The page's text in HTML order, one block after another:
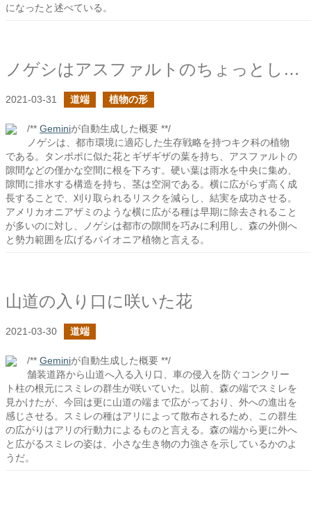
になったと述べている。
ノゲシはアスファルトのちょっとした隙間を狙う
2021-03-31 道端 植物の形
/** Geminiが自動生成した概要 **/
ノゲシは、都市環境に適応した生存戦略を持つキク科の植物
である。タンポポに似た花とギザギザの葉を持ち、アスファルトの
隙間などの僅かな空間に根を下ろす。硬い葉は雨水を中央に集め、
隙間に排水する構造を持ち、茎は空洞である。横に広がらず高く成
長することで、刈り取られるリスクを減らし、結実を成功させる。
アメリカオニアザミのような横に広がる種は早期に除去されること
が多いのに対し、ノゲシは都市の隙間を巧みに利用し、森の外側へ
と勢力範囲を広げるパイオニア植物と言える。
山道の入り口に咲いた花
2021-03-30 道端
/** Geminiが自動生成した概要 **/
舗装道路から山道へ入る入り口、車の侵入を防ぐコンクリー
ト柱の根元にスミレの群生が咲いていた。以前、森の端でスミレを
見かけたが、今回は更に山道の端まで広がっており、外への進出を
感じさせる。スミレの種はアリによって散布されるため、この群生
の広がりはアリの行動力によるものと言える。森の端から更に外へ
と広がるスミレの姿は、小さな生き物の力強さを示しているかのよ
うだ。